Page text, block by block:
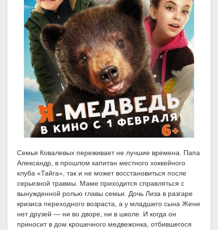
Семья Ковалевых переживает не лучшие времена. Папа
Александр, в прошлом капитан местного хоккейного
клуба «Тайга», так и не может восстановиться после
серьезной травмы. Маме приходится справляться с
вынужденной ролью главы семьи. Дочь Лиза в разгаре
кризиса переходного возраста, а у младшего сына Жени
нет друзей — ни во дворе, ни в школе. И когда он
приносит в дом крошечного медвежонка, отбившегося